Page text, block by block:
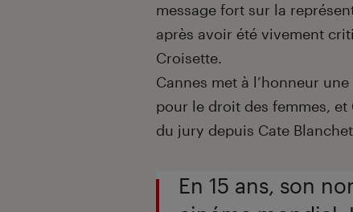
message fort sur la
après avoir été vivement
Croisette.
Cannes met à l’honneur
pour le droit des femmes,
du jury depuis Cate
En 15 ans, son